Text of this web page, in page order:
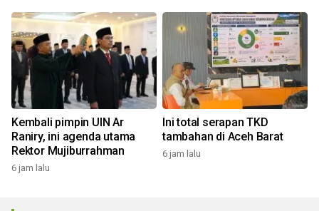
Kembali pimpin UIN Ar
Raniry, ini agenda utama
Rektor Mujiburrahman
6 jam lalu
Ini total serapan TKD
tambahan di Aceh Barat
6 jam lalu